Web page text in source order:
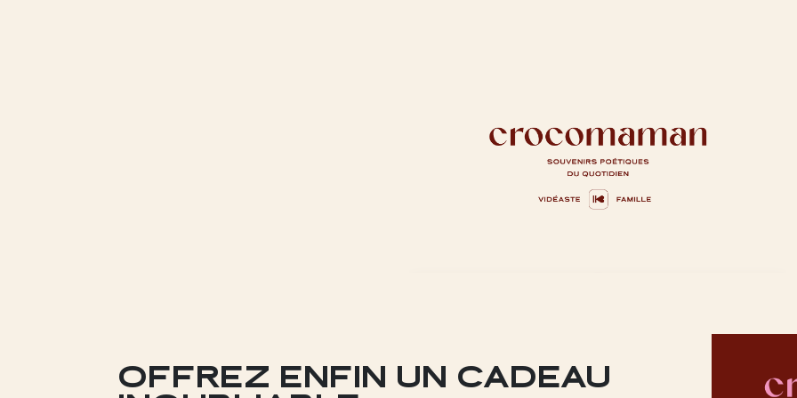
OFFREZ ENFIN UN CADEAU